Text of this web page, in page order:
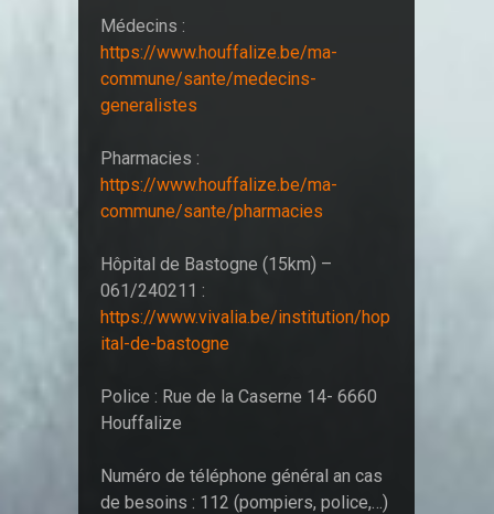
Médecins :
https://www.houffalize.be/ma-
commune/sante/medecins-
generalistes
Pharmacies :
https://www.houffalize.be/ma-
commune/sante/pharmacies
Hôpital de Bastogne (15km) –
061/240211 :
https://www.vivalia.be/institution/hop
ital-de-bastogne
Police : Rue de la Caserne 14- 6660
Houffalize
Numéro de téléphone général an cas
de besoins : 112 (pompiers, police,…)